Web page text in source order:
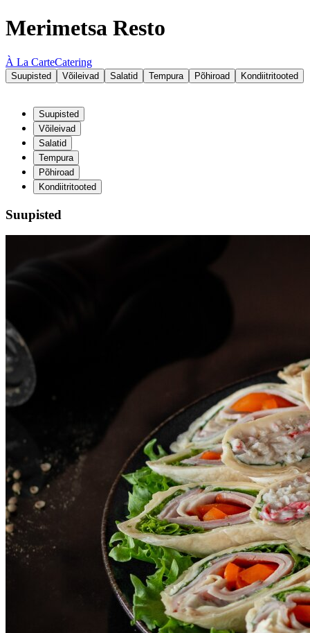
Merimetsa Resto
À La CarteCatering
Suupisted Võileivad Salatid Tempura Põhiroad Kondiitritooted
Suupisted
Võileivad
Salatid
Tempura
Põhiroad
Kondiitritooted
Suupisted